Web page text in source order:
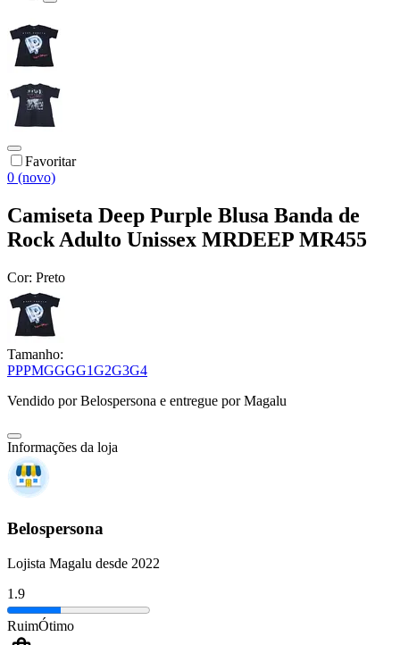
Favoritar
0 (novo)
Camiseta Deep Purple Blusa Banda de
Rock Adulto Unissex MRDEEP MR455
Cor: Preto
Tamanho:
PPPMGGGG1G2G3G4
Vendido porBelospersona e entregue por Magalu
Informações da loja
Belospersona
Lojista Magalu desde 2022
1.9
RuimÓtimo